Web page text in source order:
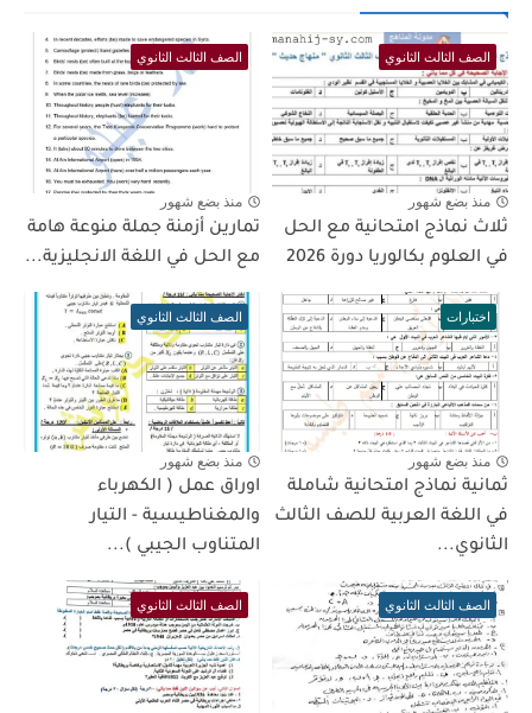
الصف الثالث الثانوي
منذ بضع شهور
ثلاث نماذج امتحانية مع الحل
في العلوم بكالوريا دورة 2026
الصف الثالث الثانوي
منذ بضع شهور
تمارين أزمنة جملة منوعة هامة
مع الحل في اللغة الانجليزية...
اختبارات
منذ بضع شهور
ثمانية نماذج امتحانية شاملة
في اللغة العربية للصف الثالث
الثانوي...
الصف الثالث الثانوي
منذ بضع شهور
اوراق عمل ( الكهرباء
والمغناطيسية - التيار
المتناوب الجيبي )...
الصف الثالث الثانوي الصف الثالث الثانوي